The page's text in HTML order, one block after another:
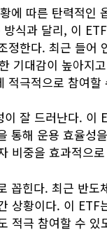
에 따른 탄력적인
식과 달리, 이
한다. 최근 들어
기대감이 높아지
극적으로 참여
잘 드러난다. 이
통해 운용 효율성
비중을 효과적으
꼽힌다. 최근 반
상황이다. 이
적극 참여할 수